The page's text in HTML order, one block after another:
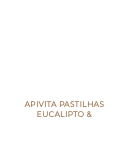
APIVITA PASTILHAS
EUCALIPTO &